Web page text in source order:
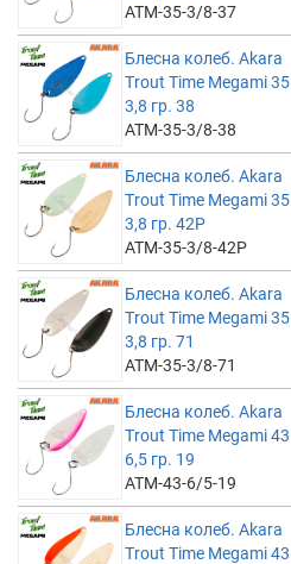
ATM-35-3/8-37
Блесна колеб. Akara
Trout Time Megami 35
3,8 гр. 38
ATM-35-3/8-38
Блесна колеб. Akara
Trout Time Megami 35
3,8 гр. 42P
ATM-35-3/8-42P
Блесна колеб. Akara
Trout Time Megami 35
3,8 гр. 71
ATM-35-3/8-71
Блесна колеб. Akara
Trout Time Megami 43
6,5 гр. 19
ATM-43-6/5-19
Блесна колеб. Akara
Trout Time Megami 43